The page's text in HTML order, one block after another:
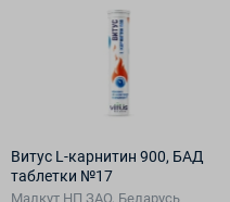
Витус L-карнитин 900, БАД
таблетки №17
Малкут НП ЗАО, Беларусь